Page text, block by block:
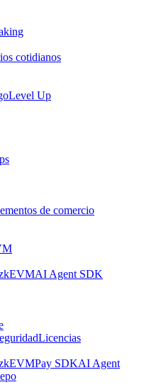
cotidianos
Level Up
de comercio
AI Agent SDK
Licencias
Pay SDKAI Agent